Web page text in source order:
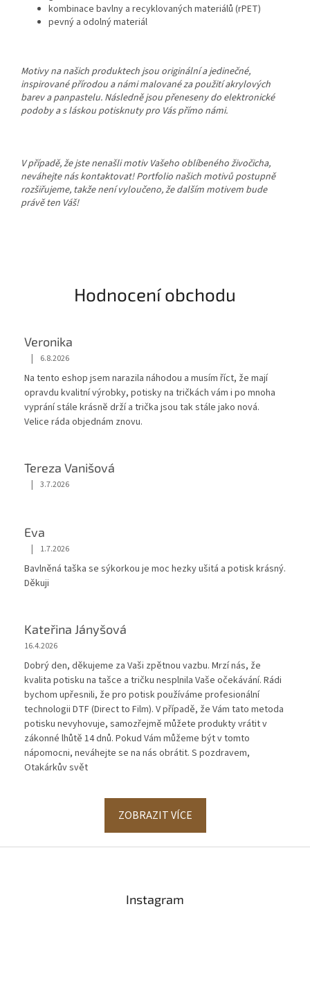
kombinace bavlny a recyklovaných materiálů (rPET)
pevný a odolný materiál
Motivy na našich produktech jsou originální a jedinečné,
inspirované přírodou a námi malované za použití akrylových
barev a panpastelu. Následně jsou přeneseny do elektronické
podoby a s láskou potisknuty pro Vás přímo námi.
V případě, že jste nenašli motiv Vašeho oblíbeného živočicha,
neváhejte nás kontaktovat! Portfolio našich motivů postupně
rozšiřujeme, takže není vyloučeno, že dalším motivem bude
právě ten Váš!
Hodnocení obchodu
Veronika
Hodnocení obchodu je 5 z 5 hvězdiček.
| 6.8.2026
Na tento eshop jsem narazila náhodou a musím říct, že mají
opravdu kvalitní výrobky, potisky na tričkách vám i po mnoha
vyprání stále krásnĕ drží a trička jsou tak stále jako nová.
Velice ráda objednám znovu.
Tereza Vanišová
Hodnocení obchodu je 5 z 5 hvězdiček.
| 3.7.2026
Eva
Hodnocení obchodu je 5 z 5 hvězdiček.
| 1.7.2026
Bavlněná taška se sýkorkou je moc hezky ušitá a potisk krásný.
Děkuji
Kateřina Jányšová
16.4.2026
Dobrý den, děkujeme za Vaši zpětnou vazbu. Mrzí nás, že
kvalita potisku na tašce a tričku nesplnila Vaše očekávání. Rádi
bychom upřesnili, že pro potisk používáme profesionální
technologii DTF (Direct to Film). V případě, že Vám tato metoda
potisku nevyhovuje, samozřejmě můžete produkty vrátit v
zákonné lhůtě 14 dnů. Pokud Vám můžeme být v tomto
nápomocni, neváhejte se na nás obrátit. S pozdravem,
Otakárkův svět
ZOBRAZIT VÍCE
Instagram